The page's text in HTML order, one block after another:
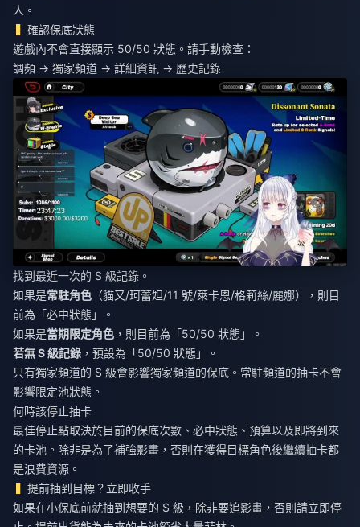
人。
確認保底狀態
遊戲內不會直接顯示 50/50 狀態。請手動檢查：
調頻 → 獨家頻道 → 詳細資訊 → 歷史記錄
找到最近一次的 S 級記錄。
如果是常駐角色 （貓又/珂蕾妲/11 號/萊卡恩/格莉絲/麗娜），則目
前為「必中狀態」。
如果是當期限定角色 ，則目前為「50/50 狀態」。
若無 S 級記錄 ，預設為「50/50 狀態」。
只有獨家頻道的 S 級會影響獨家頻道的保底。常駐頻道的抽卡不會
影響限定池狀態。
何時該停止抽卡
最佳停止點取決於目前的保底次數、必中狀態、預算以及即將到來
的卡池。除非是為了補強影畫，否則在獲得目標角色後繼續抽卡都
是浪費資源。
提前抽到目標？立即收手
如果在小保底前就抽到想要的 S 級，除非要追影畫，否則請立即停